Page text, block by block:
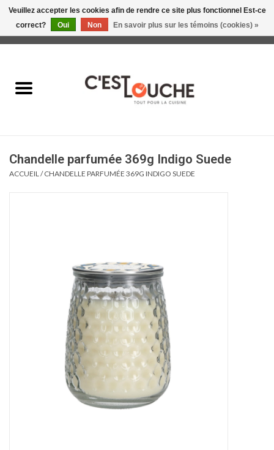
Table & Présentation
Boire
Cours de cuisine
Chandelle parfumée 369g Indigo Suede
ACCUEIL /CHANDELLE PARFUMÉE 369G INDIGO SUEDE
Veuillez accepter les cookies afin de rendre ce site plus fonctionnel Est-ce
correct?
Oui Non En savoir plus sur les témoins (cookies) »